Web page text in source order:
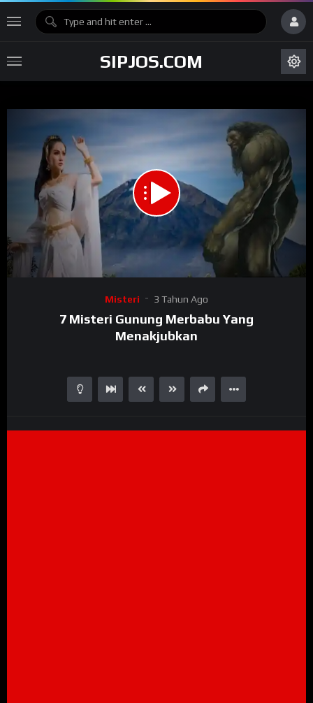
SIPJOS.COM
Download File: https://www.youtube.com/watch?v=RzZIS-UFPvc
Misteri 3 Tahun Ago
7 Misteri Gunung Merbabu Yang
Menakjubkan